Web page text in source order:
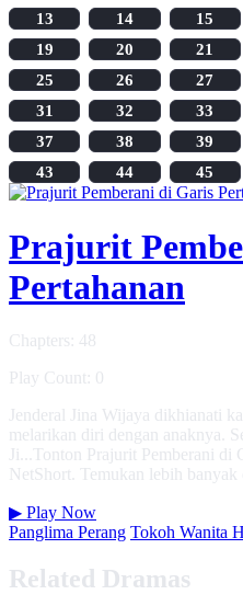
13
14 15
19
20 21
25
26 27
31
32 33
37
38 39
43
44 45
Prajurit
Pertahanan
Chapters: 48
Play Count: 0
Jenderal Jina Wijaya dikhianati
melarikan diri dengan anaknya.
Ji...Tonton Prajurit Pemberani di
NetShort. Temukan lebih banyak
▶ Play Now
Panglima Perang Tokoh Wanita
Related Dramas